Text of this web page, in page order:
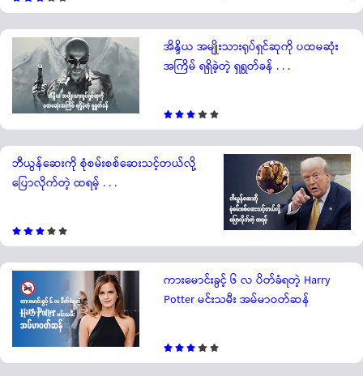
အိန္ဒိယ အမျိုးသားရုပ်ရှင်ဆုကို ပထမဆုံး
အကြိမ် ရရှိခဲ့တဲ့ ရှရွတ်ခန် . . .
ဘီယွန်ဆေးကို စုံစမ်းစစ်ဆေးသင့်တယ်လို့
ပြောလိုက်တဲ့ ထရမ့် . . .
ကားမောင်းခွင့် ၆ လ ပိတ်ခံရတဲ့ Harry
Potter မင်းသမီး အမ်မာဝတ်ဆန်